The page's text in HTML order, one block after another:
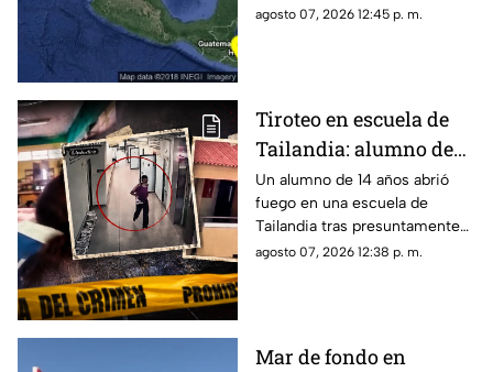
Chiapas, de acuerdo con el
agosto 07, 2026 12:45 p. m.
Tiroteo en escuela de
Tailandia: alumno de
14 años mata a cinco
profesores, a sus
abuelos y deja decenas
de heridos
Un alumno de 14 años abrió
fuego en una escuela de
Tailandia tras presuntamente
matar a sus abuelos. El ataque
agosto 07, 2026 12:38 p. m.
Mar de fondo en